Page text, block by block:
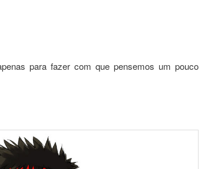
para fazer com que pensemos um pouco